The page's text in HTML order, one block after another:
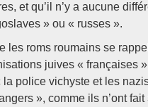
et qu’il n’y a aucune
» ou « russes ».
les roms roumains se
juives « françaises
police vichyste et les
», comme ils n’ont